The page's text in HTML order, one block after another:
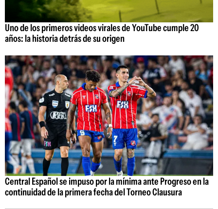
Uno de los primeros videos virales de YouTube cumple 20
años: la historia detrás de su origen
Central Español se impuso por la mínima ante Progreso en la
continuidad de la primera fecha del Torneo Clausura